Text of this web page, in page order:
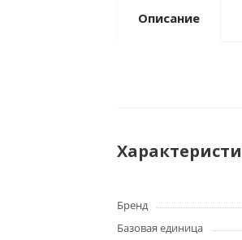
Описание
Бренд
Базовая единица